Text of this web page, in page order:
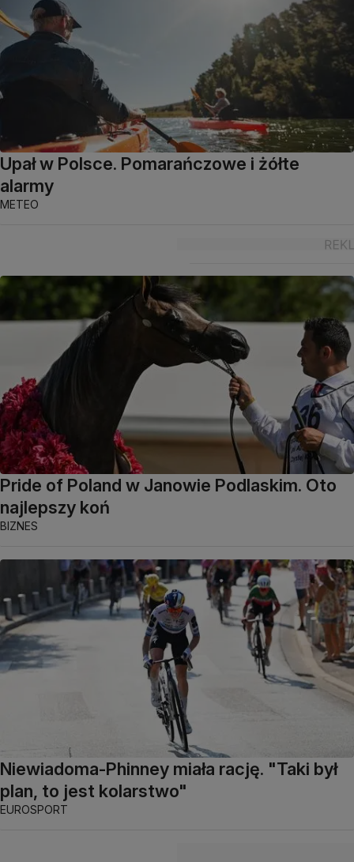
Upał w Polsce. Pomarańczowe i żółte
alarmy
METEO
Pride of Poland w Janowie Podlaskim. Oto
najlepszy koń
BIZNES
Niewiadoma-Phinney miała rację. "Taki był
plan, to jest kolarstwo"
EUROSPORT